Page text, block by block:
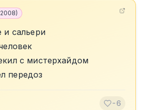
)
сальери
с мистерхайдом
передоз
-6